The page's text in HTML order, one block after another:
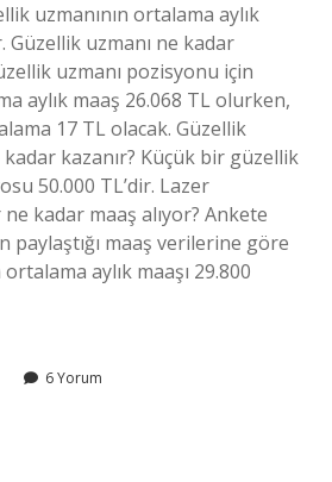
uzmanının ortalama aylık
Güzellik uzmanı ne kadar
uzmanı pozisyonu için
aylık maaş 26.068 TL olurken,
17 TL olacak. Güzellik
kazanır? Küçük bir güzellik
50.000 TL’dir. Lazer
kadar maaş alıyor? Ankete
paylaştığı maaş verilerine göre
aylık maaşı 29.800
6 Yorum